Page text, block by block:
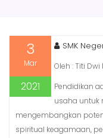
3
Mar
2021
SMK
Oleh : Titi Dwi
Pendidikan
usaha
mengembangkan
spiritual keagamaan,